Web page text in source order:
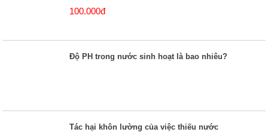
100.000đ
Độ PH trong nước sinh hoạt là bao nhiêu?
Tác hại khôn lường của việc thiếu nước